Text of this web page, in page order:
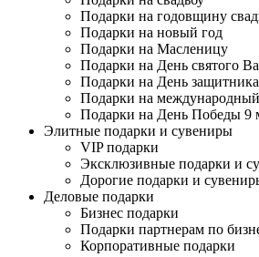
Подарки на годовщину
Подарки на новый год
Подарки на Масленицу
Подарки на День святого
Подарки на День защитника
Подарки на
Подарки на День Победы 9
Элитные подарки и сувениры
VIP подарки
Эксклюзивные подарки и
Дорогие подарки и
Деловые подарки
Бизнес подарки
Подарки партнерам по
Корпоративные подарки